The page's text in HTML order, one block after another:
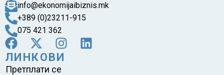
info@ekonomijaibiznis.mk
+389 (0)23211-915
075 421 362
ЛИНКОВИ
Претплати се